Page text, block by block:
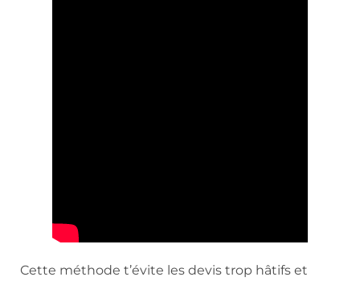
Cette méthode t’évite les devis trop hâtifs et